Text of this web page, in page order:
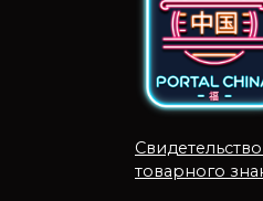
товарного